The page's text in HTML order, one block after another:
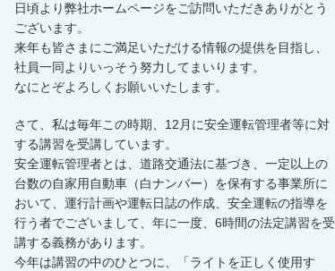
日頃より弊社ホームページをご訪問いただきありがとう
ございます。
来年も皆さまにご満足いただける情報の提供を目指し、
社員一同よりいっそう努力してまいります。
なにとぞよろしくお願いいたします。
さて、私は毎年この時期、12月に安全運転管理者等に対
する講習を受講しています。
安全運転管理者とは、道路交通法に基づき、一定以上の
台数の自家用自動車（白ナンバー）を保有する事業所に
おいて、運行計画や運転日誌の作成、安全運転の指導を
行う者でございまして、年に一度、6時間の法定講習を受
講する義務があります。
今年は講習の中のひとつに、「ライトを正しく使用す